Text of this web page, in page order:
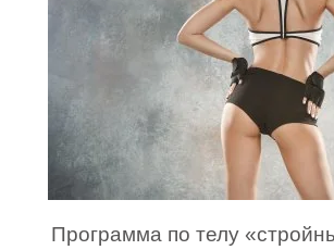
Программа по телу